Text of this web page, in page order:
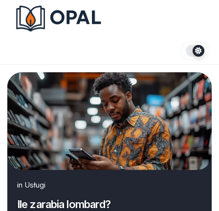
content
in Usługi
Ile zarabia lombard?